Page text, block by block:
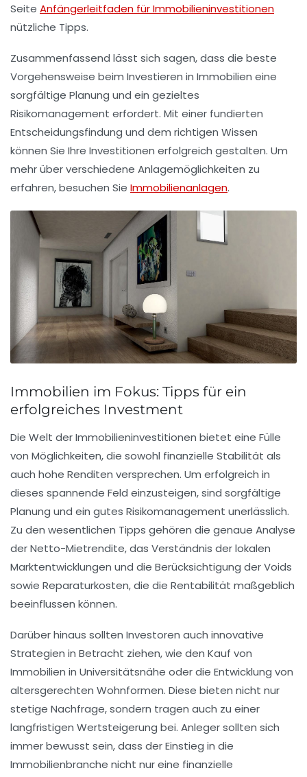
Seite Anfängerleitfaden für Immobilieninvestitionen
nützliche Tipps.
Zusammenfassend lässt sich sagen, dass die beste
Vorgehensweise beim Investieren in Immobilien eine
sorgfältige Planung und ein gezieltes
Risikomanagement erfordert. Mit einer fundierten
Entscheidungsfindung und dem richtigen Wissen
können Sie Ihre Investitionen erfolgreich gestalten. Um
mehr über verschiedene Anlagemöglichkeiten zu
erfahren, besuchen Sie Immobilienanlagen.
Immobilien im Fokus: Tipps für ein
erfolgreiches Investment
Die Welt derImmobilieninvestitionen bietet eine Fülle
von Möglichkeiten, die sowohl finanzielle Stabilität als
auch hohe Renditen versprechen. Um erfolgreich in
dieses spannende Feld einzusteigen, sind sorgfältige
Planung und ein gutes Risikomanagement unerlässlich.
Zu den wesentlichen Tipps gehören die genaue Analyse
derNetto-Mietrendite, das Verständnis derlokalen
Marktentwicklungen und die Berücksichtigung der Voids
sowie Reparaturkosten, die die Rentabilität maßgeblich
beeinflussen können.
Darüber hinaus sollten Investoren auch innovative
Strategien in Betracht ziehen, wie den Kauf von
Immobilien in Universitätsnähe oder die Entwicklung von
altersgerechten Wohnformen. Diese bieten nicht nur
stetige Nachfrage, sondern tragen auch zu einer
langfristigen Wertsteigerung bei. Anleger sollten sich
immer bewusst sein, dass der Einstieg in die
Immobilienbranche nicht nur eine finanzielle